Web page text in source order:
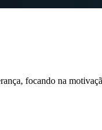
focando na